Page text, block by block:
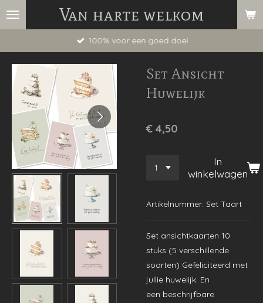
Ga
hoofdinhoud
Van harte welkom
100% voor een goed doel
Set Ansicht
Huwelijk
€ 4,50
In
winkelwagen
Artikelnummer: Set Taart
Set ansichtkaarten 10
stuks (5 verschillende
soorten) Gefeliciteerd met
jullie huwelijk. En
een beschrijfbare